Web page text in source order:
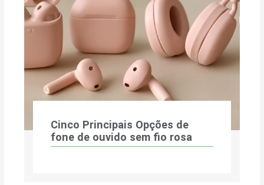
Cinco Principais Opções de
fone de ouvido sem fio rosa